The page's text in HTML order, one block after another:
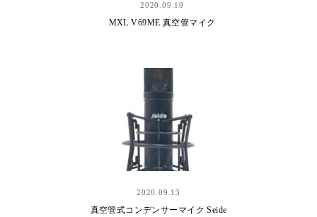
2020.09.19
MXL V69ME 真空管マイク
2020.09.13
真空管式コンデンサーマイク Seide